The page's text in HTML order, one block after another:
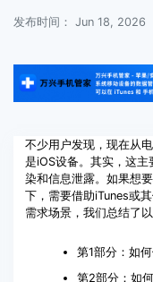
系统修复
手机备份
系统修复
手机助手
手机备份
联系我们
发布时间： Jun 18, 2026
不少用户发现，现在从
是iOS设备。其实，这
染和信息泄露。如果想
下，需要借助iTunes或
需求场景，我们总结了
第1部分：如
第2部分：如